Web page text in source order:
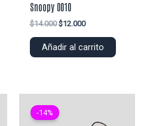
Snoopy 0010
$14.000 El
original
$12.000El
actual
Añadir al carrito
-14%